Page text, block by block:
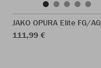
JAKO OPURA Elite FG/AG
111,99 €